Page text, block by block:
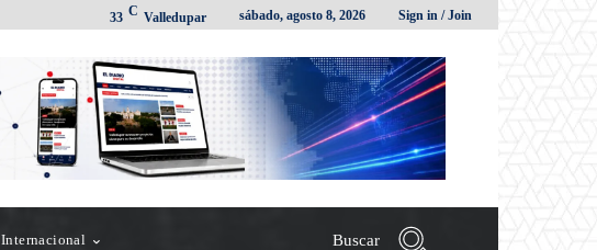
33 C Valledupar sábado, agosto 8, 2026 Sign in / Join
Internacional Buscar